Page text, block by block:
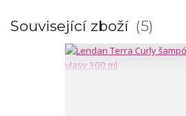
Související zboží 5